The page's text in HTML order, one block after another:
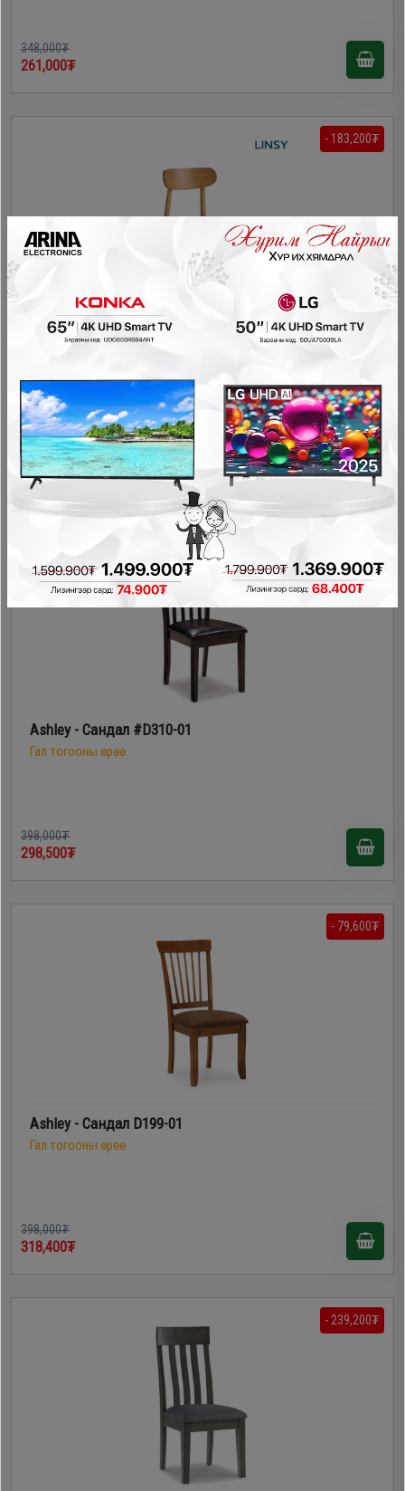
348,000₮
261,000₮
- 183,200₮
LINSY - Хоолны сандал UY1S
458,000₮
274,800₮
Ashley - Сандал #D310-01
Гал тогооны өрөө
398,000₮
298,500₮
- 79,600₮
Ashley - Сандал D199-01
Гал тогооны өрөө
398,000₮
318,400₮
- 239,200₮